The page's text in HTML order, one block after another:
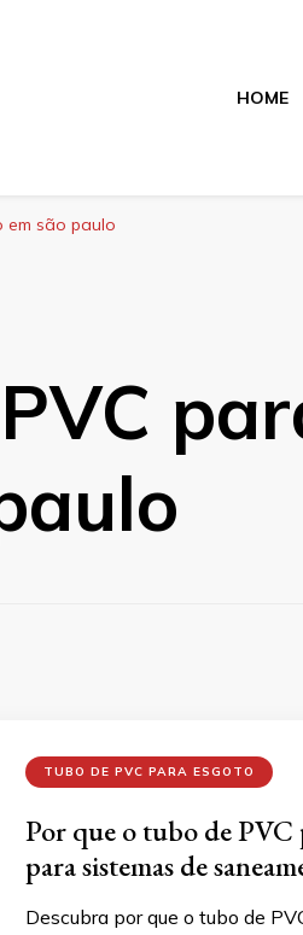
HOME
em são paulo
TUBO DE PVC PARA ESGOTO
Por que o tubo de PVC
para sistemas de
Descubra por que o tubo de